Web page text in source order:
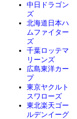
中日ドラゴン
ズ
北海道日本ハ
ムファイター
ズ
千葉ロッテマ
リーンズ
広島東洋カー
プ
東京ヤクルト
スワローズ
東北楽天ゴー
ルデンイーグ